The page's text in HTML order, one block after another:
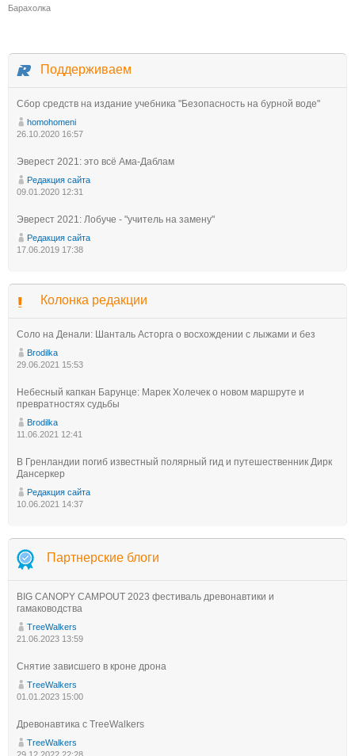
Барахолка
Поддерживаем
Сбор средств на издание учебника "Безопасность на бурной воде"
homohomeni
26.10.2020 16:57
Эверест 2021: это всё Ама-Даблам
Редакция сайта
09.01.2020 12:31
Эверест 2021: Лобуче - "учитель на замену"
Редакция сайта
17.06.2019 17:38
Колонка редакции
Соло на Денали: Шанталь Асторга о восхождении с лыжами и без
Brodilka
29.06.2021 15:53
Небесный капкан Барунце: Марек Холечек о новом маршруте и
превратностях судьбы
Brodilka
11.06.2021 12:41
В Гренландии погиб известный полярный гид и путешественник Дирк
Дансеркер
Редакция сайта
10.06.2021 14:37
Партнерские блоги
BIG CANOPY CAMPOUT 2023 фестиваль древонавтики и
гамаководства
TreeWalkers
21.06.2023 13:59
Снятие зависшего в кроне дрона
TreeWalkers
01.01.2023 15:00
Древонавтика с TreeWalkers
TreeWalkers
29.12.2022 22:28